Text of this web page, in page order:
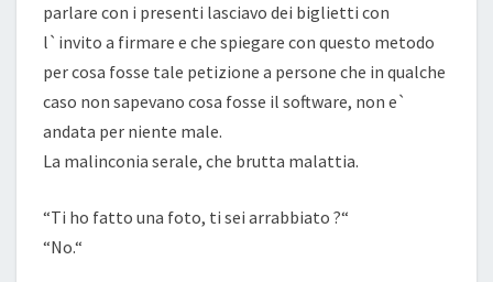
parlare con i presenti lasciavo dei biglietti con
l`invito a firmare e che spiegare con questo metodo
per cosa fosse tale petizione a persone che in qualche
caso non sapevano cosa fosse il software, non e`
andata per niente male.
La malinconia serale, che brutta malattia.
“Ti ho fatto una foto, ti sei arrabbiato ?“
“No.“